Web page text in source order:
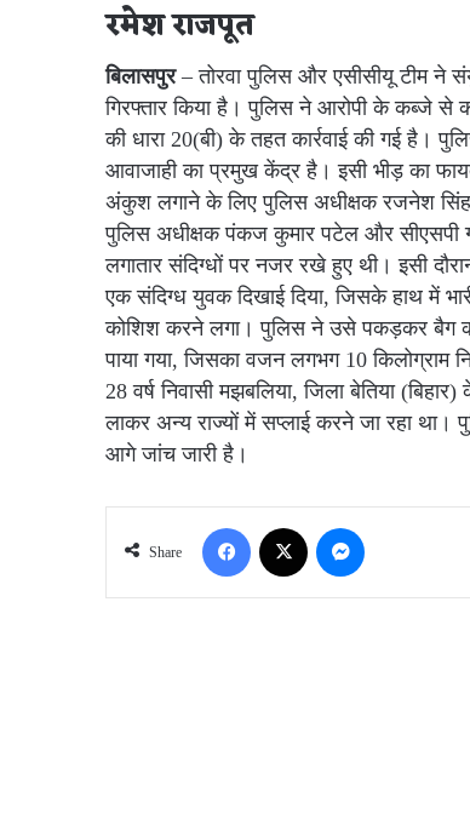
रमेश राजपूत
बिलासपुर– तोरवा पुलिस और एसीसीयू टीम ने
गिरफ्तार किया है। पुलिस ने आरोपी के कब्जे से
की धारा 20(बी) के तहत कार्रवाई की गई है।
आवाजाही का प्रमुख केंद्र है। इसी भीड़ का
अंकुश लगाने के लिए पुलिस अधीक्षक रजनेश सिंह के
पुलिस अधीक्षक पंकज कुमार पटेल और सीएसपी
लगातार संदिग्धों पर नजर रखे हुए थी। इसी
एक संदिग्ध युवक दिखाई दिया, जिसके हाथ में
कोशिश करने लगा। पुलिस ने उसे पकड़कर बैग
पाया गया, जिसका वजन लगभग 10 किलोग्राम
28 वर्ष निवासी मझबलिया, जिला बेतिया
लाकर अन्य राज्यों में सप्लाई करने जा रहा था।
आगे जांच जारी है।
Share
Facebook